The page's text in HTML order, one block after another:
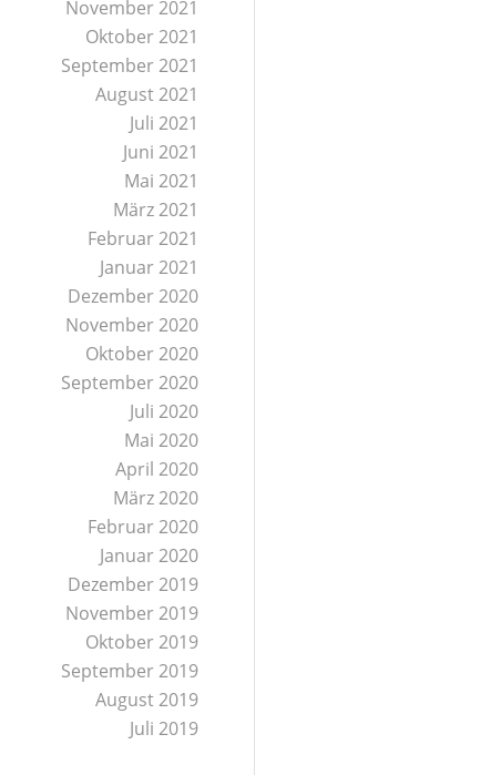
November 2021
Oktober 2021
September 2021
August 2021
Juli 2021
Juni 2021
Mai 2021
März 2021
Februar 2021
Januar 2021
Dezember 2020
November 2020
Oktober 2020
September 2020
Juli 2020
Mai 2020
April 2020
März 2020
Februar 2020
Januar 2020
Dezember 2019
November 2019
Oktober 2019
September 2019
August 2019
Juli 2019